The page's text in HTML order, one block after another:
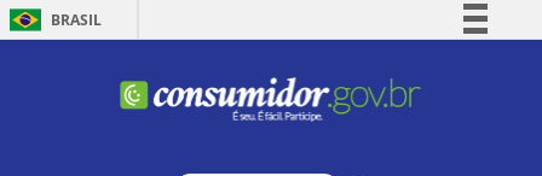
BRASIL
Comunica BR